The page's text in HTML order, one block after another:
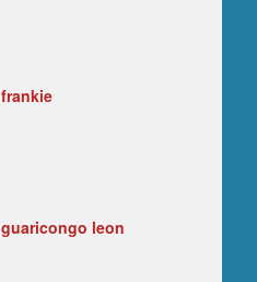
frankie
guaricongo leon